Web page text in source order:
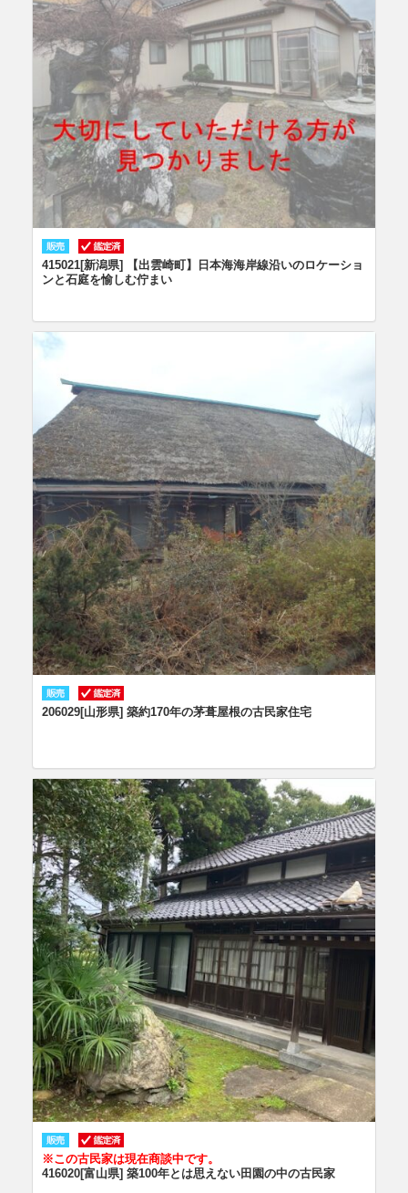
415021[新潟県] 【出雲崎町】日本海海岸線沿いのロケーショ
ンと石庭を愉しむ佇まい
206029[山形県] 築約170年の茅葺屋根の古民家住宅
※この古民家は現在商談中です。
416020[富山県] 築100年とは思えない田園の中の古民家